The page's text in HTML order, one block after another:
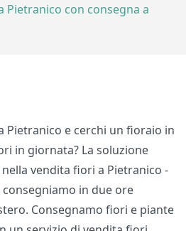
Pietranico con consegna a
Pietranico e cerchi un fioraio in
in giornata? La soluzione
vendita fiori a Pietranico -
in due ore
Consegnamo fiori e piante